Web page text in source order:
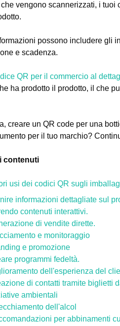
vengono scannerizzati, i
possono includere gli
e scadenza.
QR per il commercio al
ha prodotto il prodotto, il che
creare un QR code per una
per il tuo marchio?
contenuti
usi dei codici QR sugli
informazioni dettagliate sul
contenuti interattivi.
di vendite dirette.
e monitoraggio
e promozione
programmi fedeltà.
dell'esperienza del
di contatti tramite biglietti
ambientali
dell'alcol
per abbinamenti